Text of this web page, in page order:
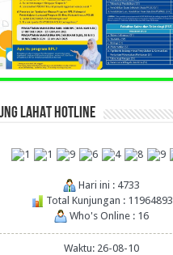
LAHAT HOTLINE
Hari ini : 4733
Total Kunjungan : 11964893
Who's Online : 16
Waktu: 26-08-10